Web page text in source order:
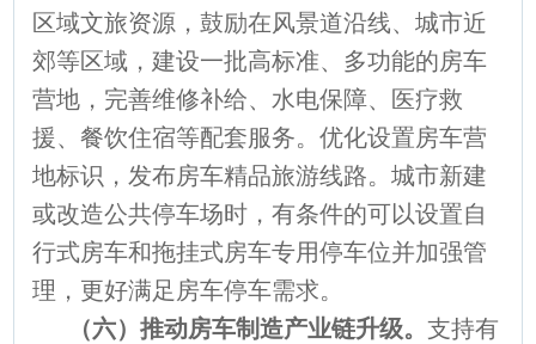
区域文旅资源，鼓励在风景道沿线、城市近
郊等区域，建设一批高标准、多功能的房车
营地，完善维修补给、水电保障、医疗救
援、餐饮住宿等配套服务。优化设置房车营
地标识，发布房车精品旅游线路。城市新建
或改造公共停车场时，有条件的可以设置自
行式房车和拖挂式房车专用停车位并加强管
理，更好满足房车停车需求。
（六）推动房车制造产业链升级。支持有